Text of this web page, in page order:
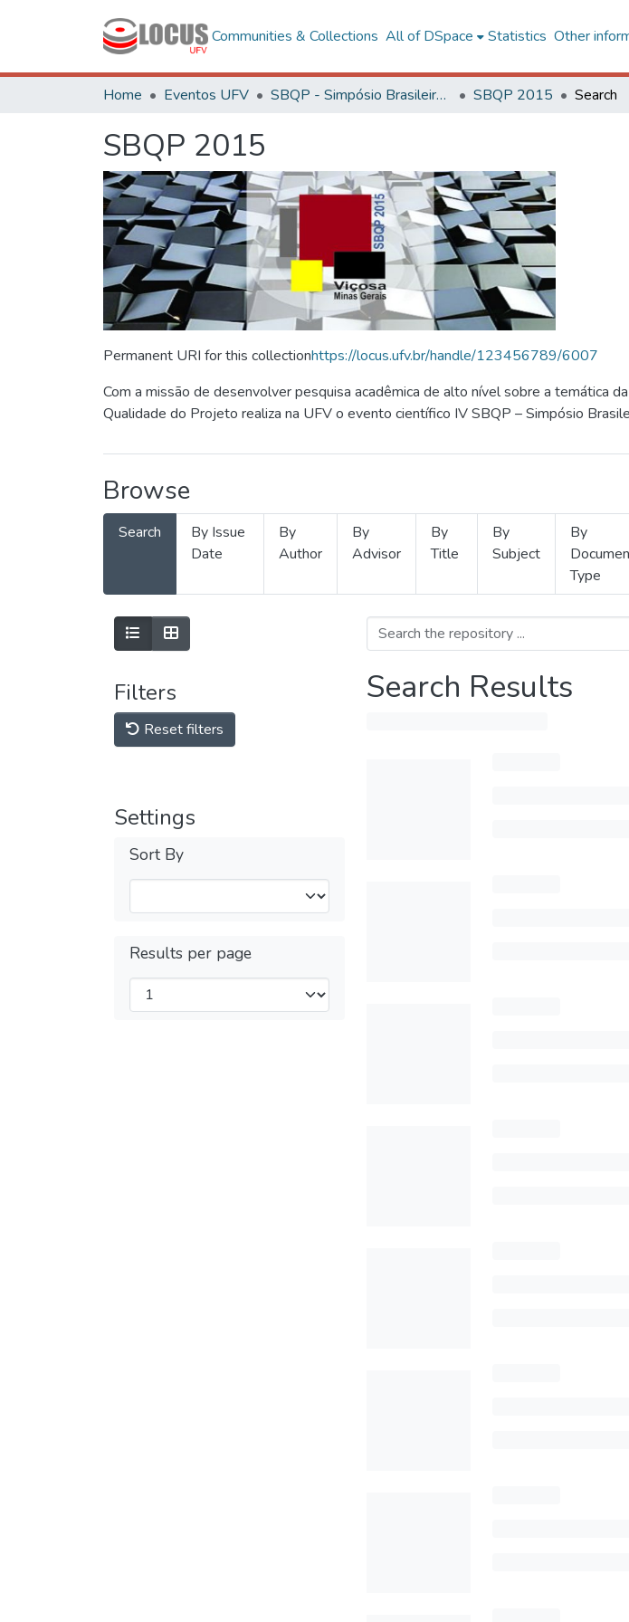
Communities & Collections All of DSpace Statistics Other
Home Eventos UFV SBQP - Simpósio Brasileiro de Qualidade do Projeto no Ambiente Construído SBQP 2015 Search
SBQP 2015
Permanent URI for this collectionhttps://locus.ufv.br/handle/123456789/6007
Com a missão de desenvolver pesquisa acadêmica de alto nível sobre a temática
Qualidade do Projeto realiza na UFV o evento científico IV SBQP – Simpósio
Browse
Search
By Issue
Date
By
Author
By
Advisor
By
Title
By
Subject
By
Type
Filters
Reset filters
Settings
Sort By
Results per page
Search Results